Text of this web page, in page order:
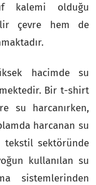
kalemi olduğu
çevre hem de
hacimde su
Bir t-shirt
su harcanırken,
harcanan su
tekstil sektöründe
kullanılan su
sistemlerinden